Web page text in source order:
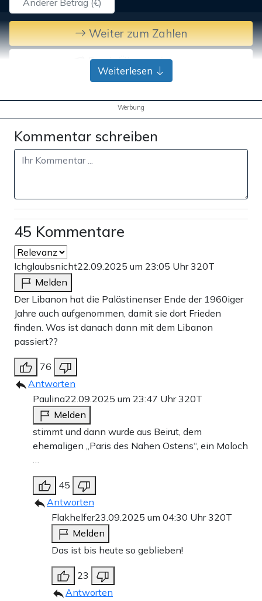
Weiter zum Zahlen
Bank-Überweisung
Weiterlesen
Werbung
Kommentar schreiben
45 Kommentare
Ichglaubsnicht22.09.2025 um 23:05 Uhr320T
Melden
Der Libanon hat die Palästinenser Ende der 1960iger
Jahre auch aufgenommen, damit sie dort Frieden
finden. Was ist danach dann mit dem Libanon
passiert??
76
Antworten
Paulina22.09.2025 um 23:47 Uhr320T
Melden
stimmt und dann wurde aus Beirut, dem
ehemaligen „Paris des Nahen Ostens“, ein Moloch
…
45
Antworten
Flakhelfer23.09.2025 um 04:30 Uhr320T
Melden
Das ist bis heute so geblieben!
23
Antworten